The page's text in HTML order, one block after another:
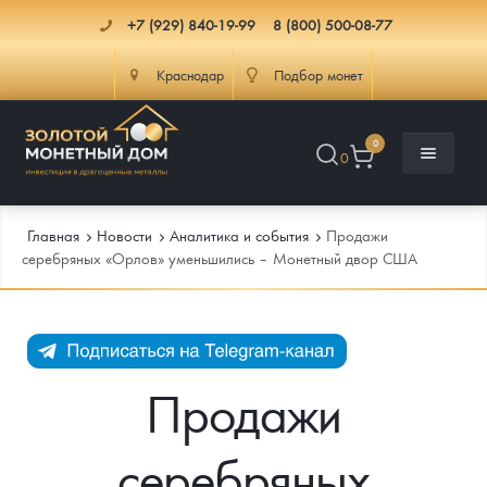
+7 (929) 840-19-99 8 (800) 500-08-77
Краснодар Подбор монет
0
0
Каталог Монет
Инфо
Главная Новости Аналитика и события
Продажи
серебряных «Орлов» уменьшились – Монетный двор США
Продажи